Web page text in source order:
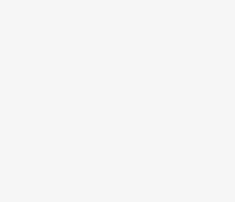
SERVICE DE